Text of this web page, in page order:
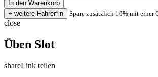
Spare zusätzlich 10% mit einer
close
Üben Slot
shareLink teilen